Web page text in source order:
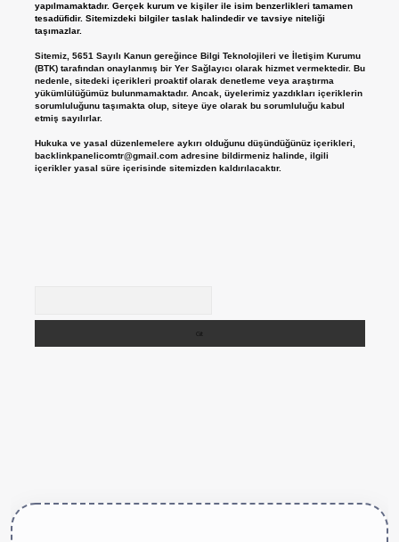
yapılmamaktadır. Gerçek kurum ve kişiler ile isim benzerlikleri tamamen
tesadüfidir. Sitemizdeki bilgiler taslak halindedir ve tavsiye niteliği
taşımazlar.
Sitemiz, 5651 Sayılı Kanun gereğince Bilgi Teknolojileri ve İletişim Kurumu
(BTK) tarafından onaylanmış bir Yer Sağlayıcı olarak hizmet vermektedir. Bu
nedenle, sitedeki içerikleri proaktif olarak denetleme veya araştırma
yükümlülüğümüz bulunmamaktadır. Ancak, üyelerimiz yazdıkları içeriklerin
sorumluluğunu taşımakta olup, siteye üye olarak bu sorumluluğu kabul
etmiş sayılırlar.
Hukuka ve yasal düzenlemelere aykırı olduğunu düşündüğünüz içerikleri,
backlinkpanelicomtr@gmail.comadresine bildirmeniz halinde, ilgili
içerikler yasal süre içerisinde sitemizden kaldırılacaktır.